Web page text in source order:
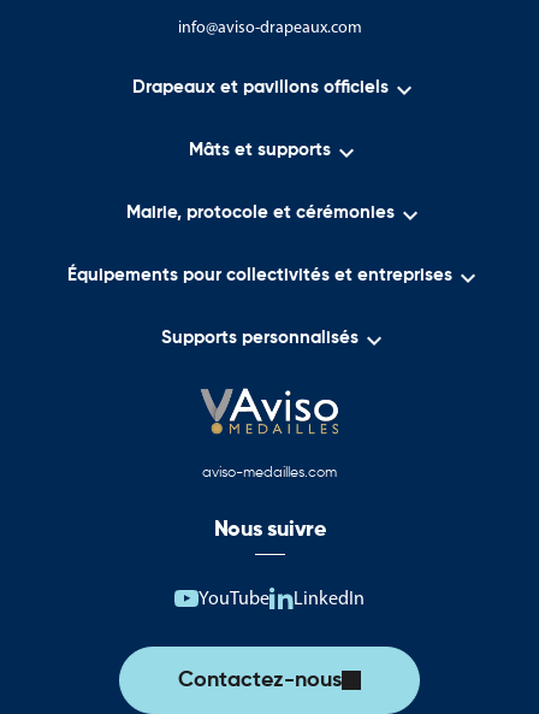
info@aviso-drapeaux.com
Drapeaux et pavillons officiels 
Mâts et supports 
Mairie, protocole et cérémonies 
Équipements pour collectivités et entreprises 
Supports personnalisés 
aviso-medailles.com
Nous suivre
YouTube LinkedIn
Contactez-nous